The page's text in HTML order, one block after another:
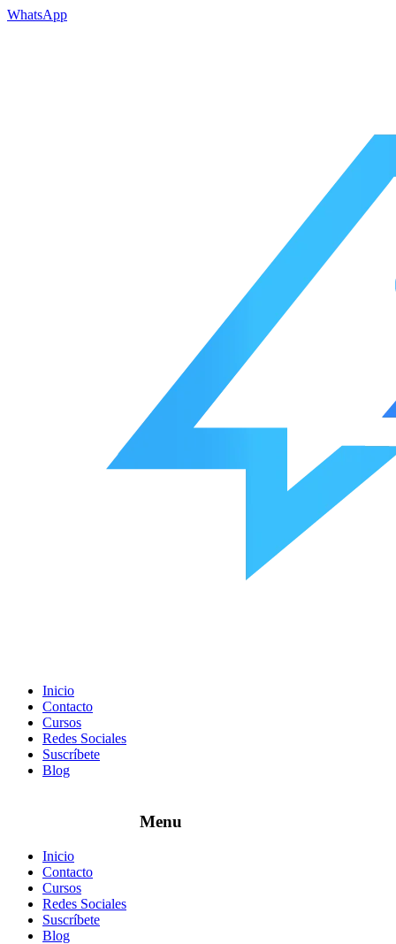
WhatsApp
Inicio
Contacto
Cursos
Redes Sociales
Suscríbete
Blog
Inicio
Contacto
Cursos
Redes Sociales
Suscríbete
Blog